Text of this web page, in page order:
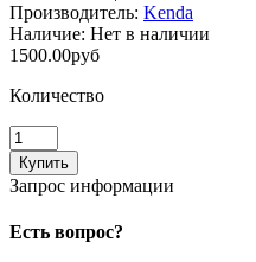
Производитель: Kenda
Наличие: Нет в наличии
1500.00руб
Количество
Запрос информации
Есть вопрос?